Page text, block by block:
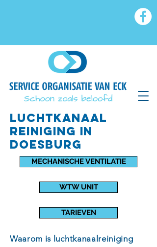
luchtkanaal
reiniging IN
doesburg
MECHANISCHE VENTILATIE
WTW UNIT
TARIEVEN
Waarom is luchtkanaalreiniging